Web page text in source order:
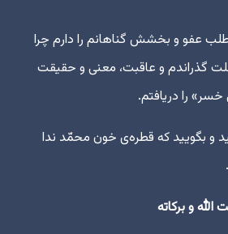
عفو و بخشش گناهانم را دارم چرا
گذراندم و عاقبت، معنی و حقیقت
خسر» را دریافتم.
و بگویید که قطره‌ی خون محمّد ندا
و برکاته